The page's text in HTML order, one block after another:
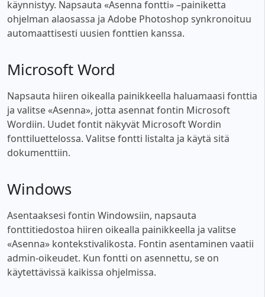
käynnistyy. Napsauta «Asenna fontti» –painiketta
ohjelman alaosassa ja Adobe Photoshop synkronoituu
automaattisesti uusien fonttien kanssa.
Microsoft Word
Napsauta hiiren oikealla painikkeella haluamaasi fonttia
ja valitse «Asenna», jotta asennat fontin Microsoft
Wordiin. Uudet fontit näkyvät Microsoft Wordin
fonttiluettelossa. Valitse fontti listalta ja käytä sitä
dokumenttiin.
Windows
Asentaaksesi fontin Windowsiin, napsauta
fonttitiedostoa hiiren oikealla painikkeella ja valitse
«Asenna» kontekstivalikosta. Fontin asentaminen vaatii
admin-oikeudet. Kun fontti on asennettu, se on
käytettävissä kaikissa ohjelmissa.